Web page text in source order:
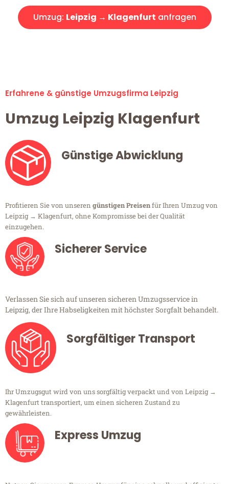
Umzug: Leipzig → Klagenfurt anfragen
Erfahrene & günstige Umzugsfirma Leipzig
Umzug Leipzig Klagenfurt
Günstige Abwicklung
Profitieren Sie von unseren günstigen Preisenfür Ihren Umzug von
Leipzig → Klagenfurt, ohne Kompromisse bei der Qualität
einzugehen.
Sicherer Service
Verlassen Sie sich auf unseren sicheren Umzugsservice in
Leipzig, der Ihre Habseligkeiten mit höchster Sorgfalt behandelt.
Sorgfältiger Transport
Ihr Umzugsgut wird von uns sorgfältig verpackt und von Leipzig →
Klagenfurt transportiert, um einen sicheren Zustand zu
gewährleisten.
Express Umzug